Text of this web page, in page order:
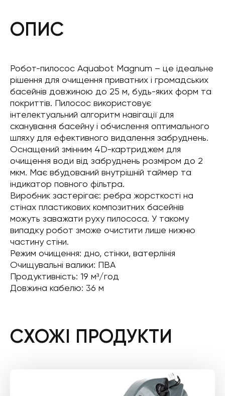
ОПИС
Робот-пилосоc Aquabot Magnum – це ідеальне
рішення для очищення приватних і громадських
басейнів довжиною до 25 м, будь-яких форм та
покриттів. Пилосос використовує
інтелектуальний алгоритм навігації для
сканування басейну і обчислення оптимального
шляху для ефективного видалення забруднень.
Оснащений змінним 4D-картриджем для
очищення води від забруднень розміром до 2
мкм. Має вбудований внутрішній таймер та
індикатор повного фільтра.
Виробник застерігає: ребра жорсткості на
стінах пластикових композитних басейнів
можуть заважати руху пилососа. У такому
випадку робот зможе очистити лише нижню
частину стіни.
Режим очищення: дно, стінки, ватерлінія
Очищувальні валики: ПВА
Продуктивність: 19 м³/год
Довжина кабелю: 36 м
СХОЖІ ПРОДУКТИ